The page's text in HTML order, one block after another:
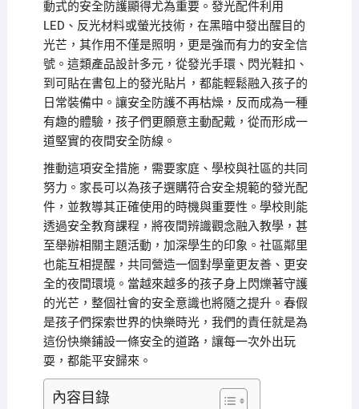
動式的安全防護顯得尤為重要。發光配件利用
LED、反光材料或螢光技術，在黑暗中發出醒目的
光芒，其作用不僅是照明，更是強而有力的安全信
號。這類產品設計多元，從發光手環、閃光鞋扣、
到可貼在書包上的發光貼片，都能輕鬆融入孩子的
日常裝備中。讓安全防護不再枯燥，反而成為一種
有趣的體驗，孩子們更願意主動配戴，從而形成一
道堅實的夜間安全防線。
推動這項安全措施，需要家庭、學校與社區的共同
努力。家長可以為孩子選購符合安全規範的發光配
件，並教導其正確使用的時機與重要性。學校則能
透過安全教育課程，將夜間辨識觀念融入教學，甚
至舉辦相關主題活動，加深學生的印象。社區鄰里
也能互相提醒，共同營造一個對學童更友善、更安
全的夜間環境。當越來越多的孩子身上閃爍著守護
的光芒，整個社會的安全意識也將隨之提升。春假
是孩子們探索世界的快樂時光，我們的責任就是為
這份快樂鋪設一條安全的道路，讓每一次外出玩
耍，都能平安歸來。
內容目錄